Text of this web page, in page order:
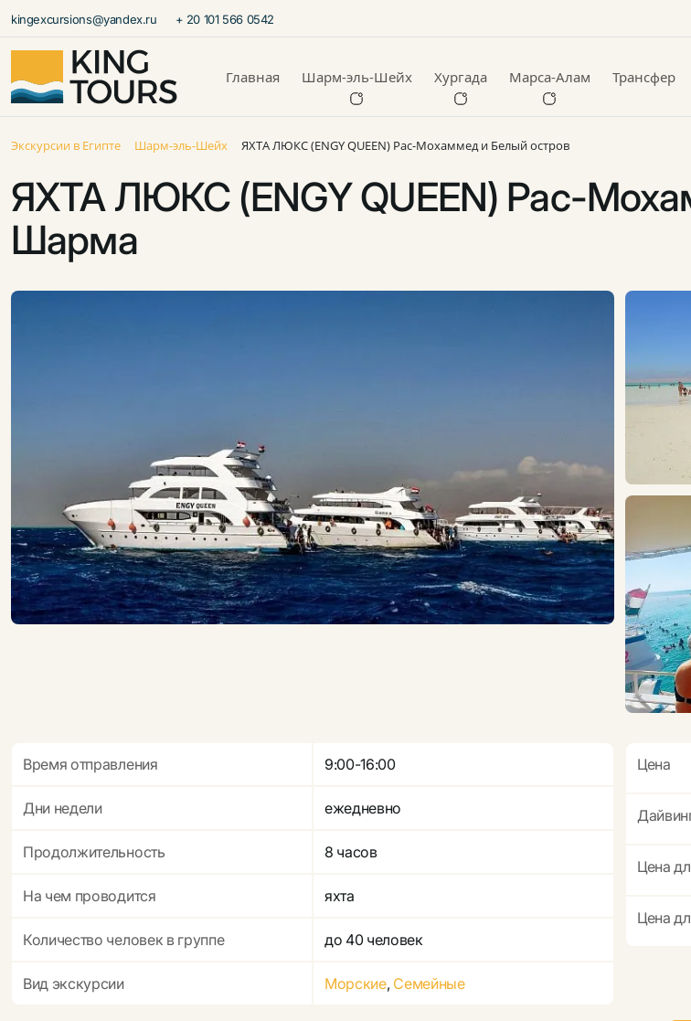
kingexcursions@yandex.ru + 20 101 566 0542
Главная Шарм-эль-Шейх Хургада Марса-Алам Трансфер
Экскурсии в Египте Шарм-эль-Шейх ЯХТА ЛЮКС (ENGY QUEEN) Рас-Мохаммед и Белый остров
ЯХТА ЛЮКС (ENGY QUEEN) Рас-
Шарма
Время отправления 9:00-16:00
Дни недели ежедневно
Продолжительность 8 часов
На чем проводится яхта
Количество человек в группе до 40 человек
Вид экскурсии Морские, Семейные
Цена
Цена
Цена